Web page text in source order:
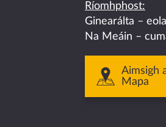
youtubeRíomhphost:
Ginearálta –
Na Meáin –
Aimsigh
Mapa